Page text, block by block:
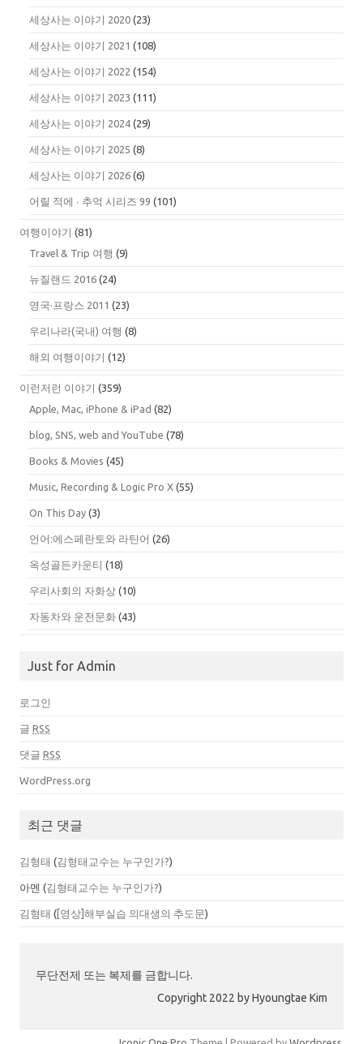
세상사는 이야기 2020 (23)
세상사는 이야기 2021 (108)
세상사는 이야기 2022 (154)
세상사는 이야기 2023 (111)
세상사는 이야기 2024 (29)
세상사는 이야기 2025 (8)
세상사는 이야기 2026 (6)
어릴 적에 ∙ 추억 시리즈 99 (101)
여행이야기 (81)
Travel & Trip 여행 (9)
뉴질랜드 2016 (24)
영국·프랑스 2011 (23)
우리나라(국내) 여행 (8)
해외 여행이야기 (12)
이런저런 이야기 (359)
Apple, Mac, iPhone & iPad (82)
blog, SNS, web and YouTube (78)
Books & Movies (45)
Music, Recording & Logic Pro X (55)
On This Day (3)
언어:에스페란토와 라틴어 (26)
옥성골든카운티 (18)
우리사회의 자화상 (10)
자동차와 운전문화 (43)
Just for Admin
로그인
글 RSS
댓글 RSS
WordPress.org
최근 댓글
김형태 (김형태교수는 누구인가?)
아멘 (김형태교수는 누구인가?)
김형태 ( [영상]해부실습 의대생의 추도문)
무단전제 또는 복제를 금합니다.
Copyright 2022 by Hyoungtae Kim